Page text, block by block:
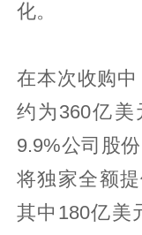
化。
在本次收购
约为360亿美
9.9%公司股
将独家全额
其中180亿美